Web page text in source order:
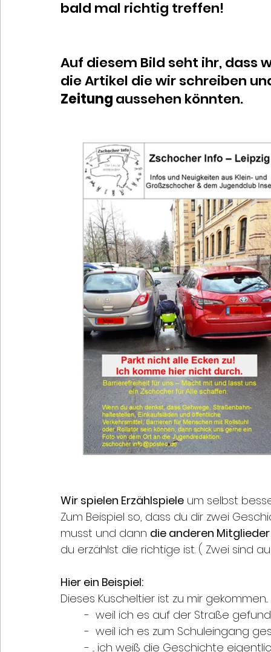
bald mal richtig treffen!
Auf diesem Bild seht ihr, dass
die Artikel die wir schreiben
Zeitung aussehen könnten.
Wir spielen Erzählspiele um selbst
Zum Beispiel so, dass du dir zwei
musst und dann die anderen
du erzählst die richtige ist. ( Zwei sind
Hier ein Beispiel:
Dieses Kuscheltier ist zu mir gekommen...
-  weil ich es auf der Straße
-  weil ich es zum
- ... ich weiß die Geschichte